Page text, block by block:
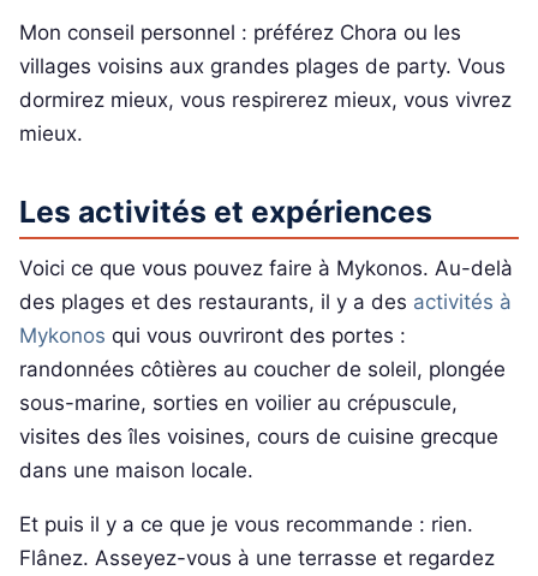
Mon conseil personnel : préférez Chora ou les
villages voisins aux grandes plages de party. Vous
dormirez mieux, vous respirerez mieux, vous vivrez
mieux.
Les activités et expériences
Voici ce que vous pouvez faire à Mykonos. Au-delà
des plages et des restaurants, il y a des activités à
Mykonos qui vous ouvriront des portes :
randonnées côtières au coucher de soleil, plongée
sous-marine, sorties en voilier au crépuscule,
visites des îles voisines, cours de cuisine grecque
dans une maison locale.
Et puis il y a ce que je vous recommande : rien.
Flânez. Asseyez-vous à une terrasse et regardez